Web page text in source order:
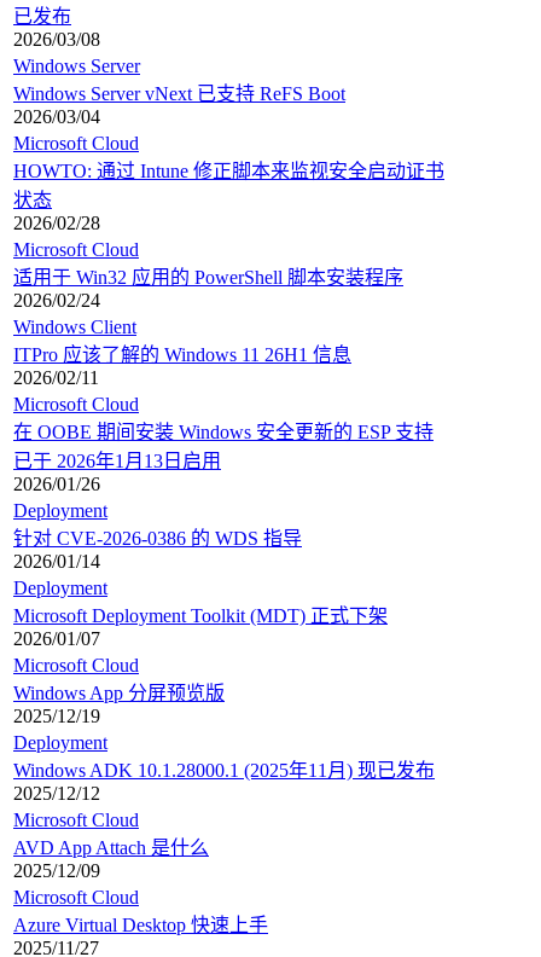
已发布
2026/03/08
Windows Server
Windows Server vNext 已支持 ReFS Boot
2026/03/04
Microsoft Cloud
HOWTO: 通过 Intune 修正脚本来监视安全启动证书
状态
2026/02/28
Microsoft Cloud
适用于 Win32 应用的 PowerShell 脚本安装程序
2026/02/24
Windows Client
ITPro 应该了解的 Windows 11 26H1 信息
2026/02/11
Microsoft Cloud
在 OOBE 期间安装 Windows 安全更新的 ESP 支持
已于 2026年1月13日启用
2026/01/26
Deployment
针对 CVE-2026-0386 的 WDS 指导
2026/01/14
Deployment
Microsoft Deployment Toolkit (MDT) 正式下架
2026/01/07
Microsoft Cloud
Windows App 分屏预览版
2025/12/19
Deployment
Windows ADK 10.1.28000.1 (2025年11月) 现已发布
2025/12/12
Microsoft Cloud
AVD App Attach 是什么
2025/12/09
Microsoft Cloud
Azure Virtual Desktop 快速上手
2025/11/27